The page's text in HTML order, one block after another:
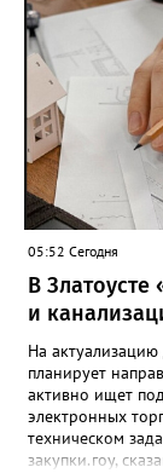
лишним тысячи
запрет
примерно
никогда
а больше
05:52 Сегодня
В
и
На
планирует
активно ищет
электронных
техническом
закупки.гоу,